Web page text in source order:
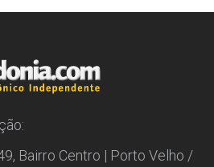
Bairro Centro | Porto Velho /